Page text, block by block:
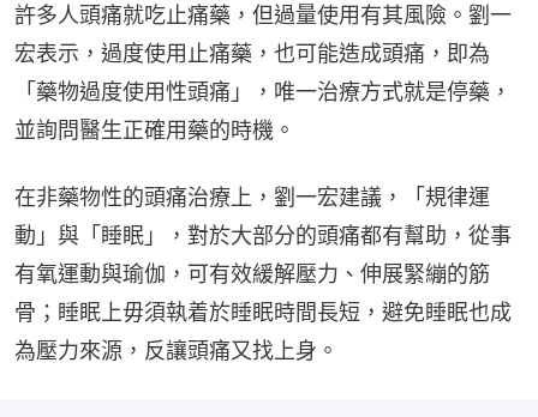
許多人頭痛就吃止痛藥，但過量使用有其風險。劉一
宏表示，過度使用止痛藥，也可能造成頭痛，即為
「藥物過度使用性頭痛」，唯一治療方式就是停藥，
並詢問醫生正確用藥的時機。
在非藥物性的頭痛治療上，劉一宏建議，「規律運
動」與「睡眠」，對於大部分的頭痛都有幫助，從事
有氧運動與瑜伽，可有效緩解壓力、伸展緊繃的筋
骨；睡眠上毋須執着於睡眠時間長短，避免睡眠也成
為壓力來源，反讓頭痛又找上身。